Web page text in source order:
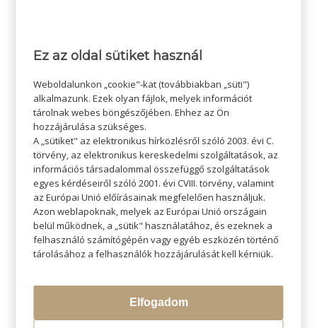
KERESÉS
LEGÚJABB BLOGOK
Ez az oldal sütiket használ
Weboldalunkon „cookie"-kat (továbbiakban „süti")
alkalmazunk. Ezek olyan fájlok, melyek információt
tárolnak webes böngészőjében. Ehhez az Ön
hozzájárulása szükséges.
A „sütiket" az elektronikus hírközlésről szóló 2003. évi C.
törvény, az elektronikus kereskedelmi szolgáltatások, az
információs társadalommal összefüggő szolgáltatások
egyes kérdéseiről szóló 2001. évi CVIII. törvény, valamint
az Európai Unió előírásainak megfelelően használjuk.
Azon weblapoknak, melyek az Európai Unió országain
belül működnek, a „sütik" használatához, és ezeknek a
felhasználó számítógépén vagy egyéb eszközén történő
tárolásához a felhasználók hozzájárulását kell kérniük.
Elfogadom